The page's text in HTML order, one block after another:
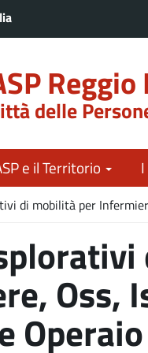
delle
e il Territorio
di mobilità per
Oss,